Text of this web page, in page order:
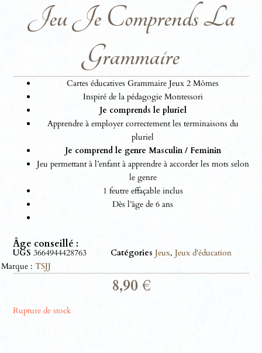
Jeu Je Comprends La
Grammaire
Cartes éducatives Grammaire Jeux 2 Mômes
Inspiré de la pédagogie Montessori
Je comprends le pluriel
Apprendre à employer correctement les terminaisons du
pluriel
Je comprend le genre Masculin / Feminin
Jeu permettant à l’enfant à apprendre à accorder les mots selon
le genre
1 feutre effaçable inclus
Dès l’âge de 6 ans
Âge conseillé :
UGS3664944428763 Catégories Jeux,Jeux d'éducation
Marque : TSJJ
8,90 €
Rupture de stock